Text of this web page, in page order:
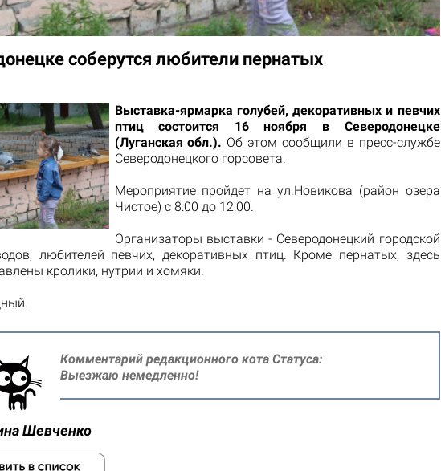
соберутся любители пернатых
Выставка-ярмарка голубей, декоративных и певчих
птиц состоится 16 ноября в Северодонецке
(Луганская обл.). Об этом сообщили в пресс-службе
Северодонецкого горсовета.
Мероприятие пройдет на ул.Новикова (район озера
Чистое) с 8:00 до 12:00.
Организаторы выставки - Северодонецкий городской
любителей певчих, декоративных птиц. Кроме пернатых, здесь
кролики, нутрии и хомяки.
Комментарий редакционного кота Статуса:
Выезжаю немедленно!
Шевченко